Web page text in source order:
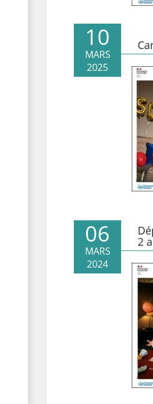
10
MARS
2025
2
06
MARS
2024